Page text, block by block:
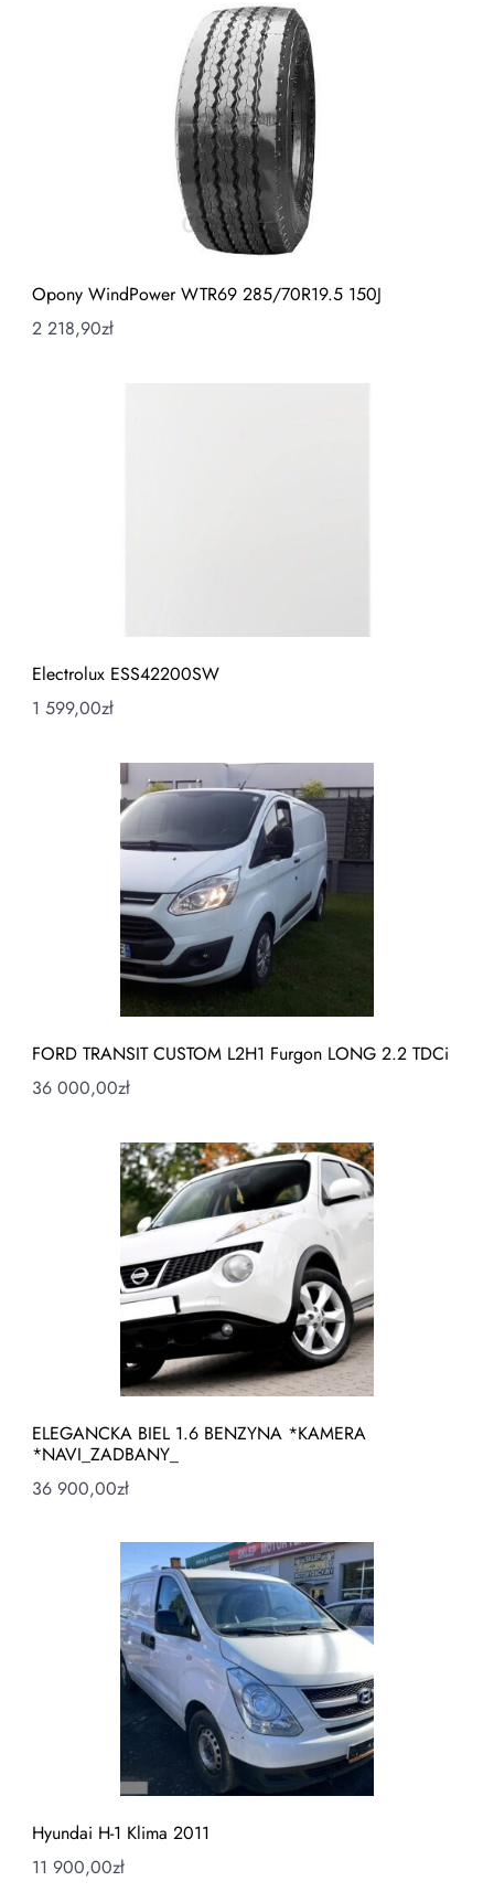
Opony WindPower WTR69 285/70R19.5 150J
2 218,90zł
Electrolux ESS42200SW
1 599,00zł
FORD TRANSIT CUSTOM L2H1 Furgon LONG 2.2 TDCi
36 000,00zł
ELEGANCKA BIEL 1.6 BENZYNA *KAMERA
*NAVI_ZADBANY_
36 900,00zł
Hyundai H-1 Klima 2011
11 900,00zł